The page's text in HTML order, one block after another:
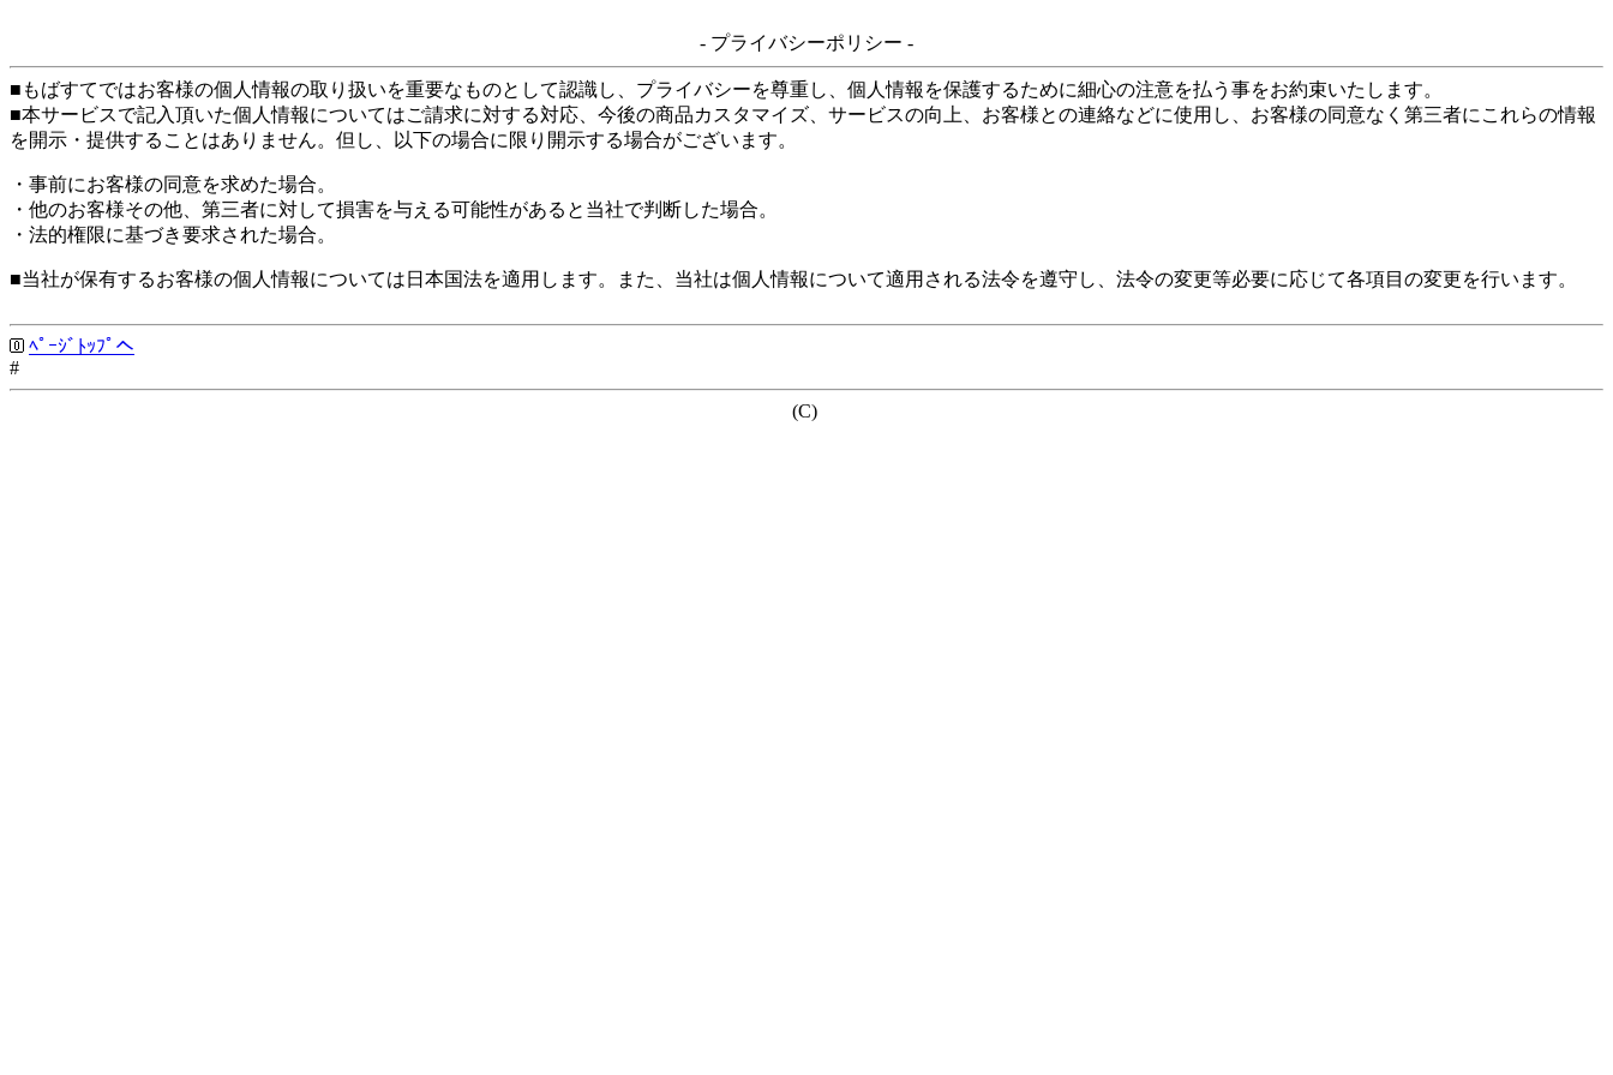
- プライバシーポリシー -
■もばすてではお客様の個人情報の取り扱いを重要なものとして認識し、プライバシーを尊重し、個人情報を保護するために細心の注意を払う事をお約束いたします。
■本サービスで記入頂いた個人情報についてはご請求に対する対応、今後の商品カスタマイズ、サービスの向上、お客様との連絡などに使用し、お客様の同意なく第三者にこれらの情報
を開示・提供することはありません。但し、以下の場合に限り開示する場合がございます。
・事前にお客様の同意を求めた場合。
・他のお客様その他、第三者に対して損害を与える可能性があると当社で判断した場合。
・法的権限に基づき要求された場合。
■当社が保有するお客様の個人情報については日本国法を適用します。また、当社は個人情報について適用される法令を遵守し、法令の変更等必要に応じて各項目の変更を行います。
ﾍﾟｰｼﾞﾄｯﾌﾟへ
#
(C)